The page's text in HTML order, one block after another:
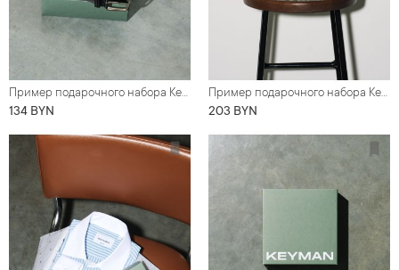
Пример подарочного набора Keyman (фирменная коробочка, ремень)
134 BYN
Пример подарочного набора Keyman (фирменная коробочка, ремень, галстук)
203 BYN